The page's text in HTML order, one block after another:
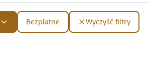
Bezpłatne Wyczyść filtry